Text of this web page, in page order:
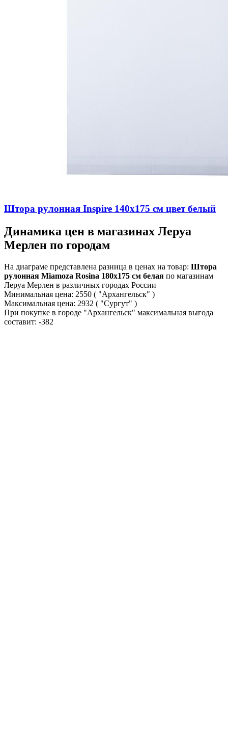
Штора рулонная Inspire 140х175 см цвет белый
Динамика цен в магазинах Леруа
Мерлен по городам
На диаграме представлена разница в ценах на товар: Штора
рулонная Miamoza Rosina 180x175 см белая по магазинам
Леруа Мерлен в различных городах России
Минимальная цена: 2550 ( "Архангельск" )
Максимальная цена: 2932 ( "Сургут" )
При покупке в городе "Архангельск" максимальная выгода
составит: -382